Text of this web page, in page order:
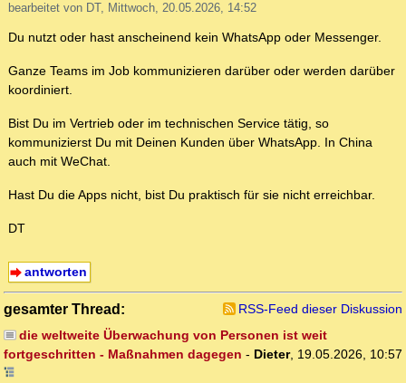
bearbeitet von DT, Mittwoch, 20.05.2026, 14:52
Du nutzt oder hast anscheinend kein WhatsApp oder Messenger.
Ganze Teams im Job kommunizieren darüber oder werden darüber
koordiniert.
Bist Du im Vertrieb oder im technischen Service tätig, so
kommunizierst Du mit Deinen Kunden über WhatsApp. In China
auch mit WeChat.
Hast Du die Apps nicht, bist Du praktisch für sie nicht erreichbar.
DT
antworten
gesamter Thread:
RSS-Feed dieser Diskussion
die weltweite Überwachung von Personen ist weit
fortgeschritten - Maßnahmen dagegen - Dieter, 19.05.2026, 10:57